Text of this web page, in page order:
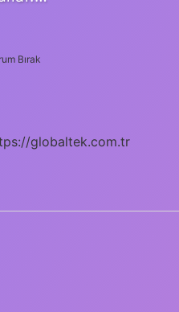
Bırak
globaltek.com.tr